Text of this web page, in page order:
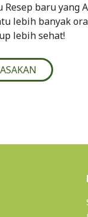
baru yang
lebih banyak
lebih sehat!